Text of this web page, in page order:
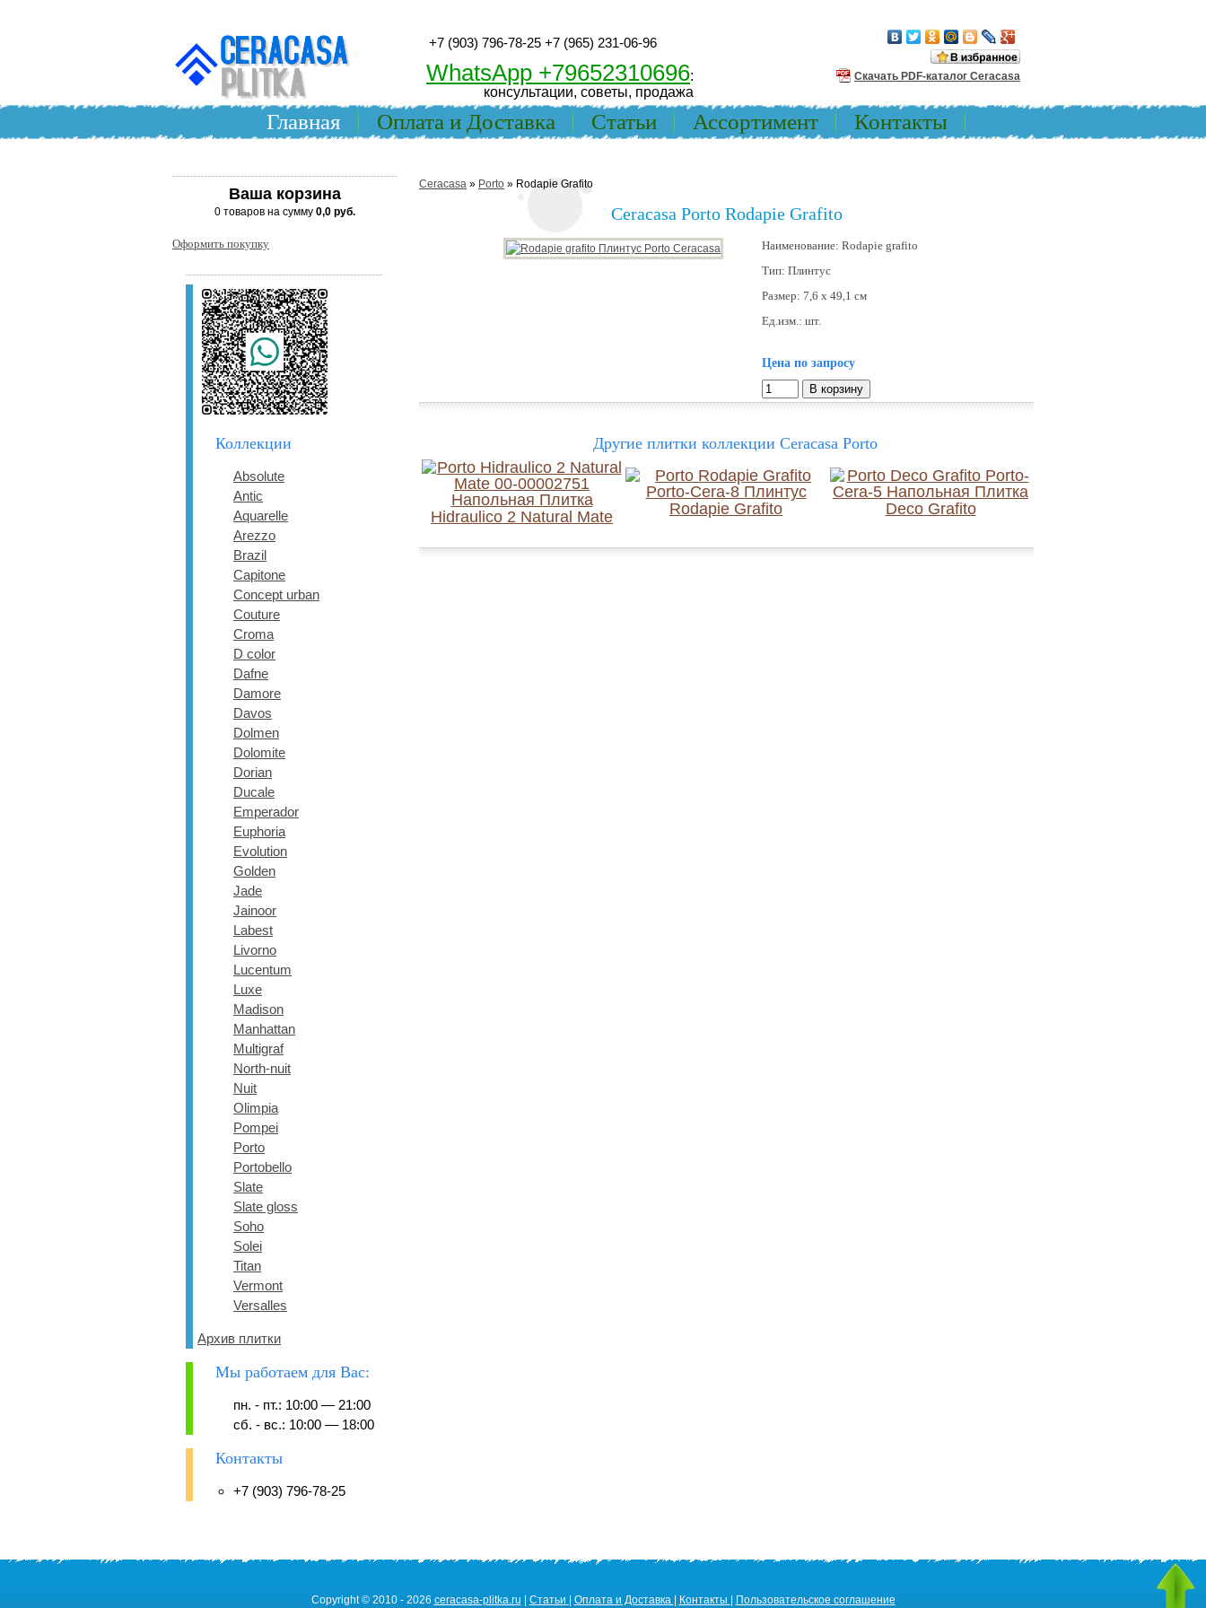
+7 (903) 796-78-25 +7 (965) 231-06-96
WhatsApp +79652310696:
консультации, советы, продажа
Скачать PDF-каталог Ceracasa
Главная Оплата и Доставка Статьи Ассортимент Контакты
Ваша корзина
0 товаров на сумму 0,0 руб.
Оформить покупку
Коллекции
Absolute
Antic
Aquarelle
Arezzo
Brazil
Capitone
Concept urban
Couture
Croma
D color
Dafne
Damore
Davos
Dolmen
Dolomite
Dorian
Ducale
Emperador
Euphoria
Evolution
Golden
Jade
Jainoor
Labest
Livorno
Lucentum
Luxe
Madison
Manhattan
Multigraf
North-nuit
Nuit
Olimpia
Pompei
Porto
Portobello
Slate
Slate gloss
Soho
Solei
Titan
Vermont
Versalles
Архив плитки
Мы работаем для Вас:
пн. - пт.: 10:00 — 21:00
сб. - вс.: 10:00 — 18:00
Контакты
+7 (903) 796-78-25
Ceracasa » Porto » Rodapie Grafito
Ceracasa Porto Rodapie Grafito
Наименование: Rodapie grafito
Тип: Плинтус
Размер: 7,6 x 49,1 см
Ед.изм.: шт.
Цена по запросу
Другие плитки коллекции Ceracasa Porto
Hidraulico 2 Natural Mate Rodapie Grafito Deco Grafito
Copyright © 2010 - 2026 ceracasa-plitka.ru Статьи Оплата и Доставка Контакты Пользовательское соглашение